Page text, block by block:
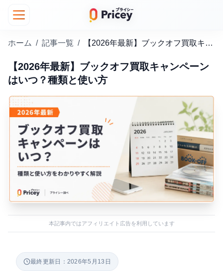
ホーム / 記事一覧 / 【2026年最新】ブックオフ買取キャンペーンはいつ？種類と使い方
【2026年最新】ブックオフ買取キャンペーン
はいつ？種類と使い方
本記事内ではアフィリエイト広告を利用しています
最終更新日：2026年5月13日